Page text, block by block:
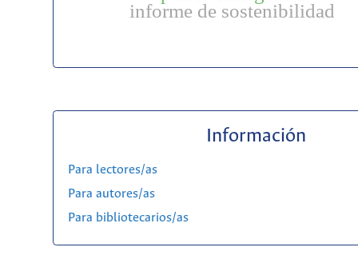
informe de sostenibilidad
Información
Para lectores/as
Para autores/as
Para bibliotecarios/as